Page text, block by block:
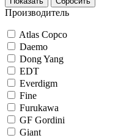
Производитель
Atlas Copco
Daemo
Dong Yang
EDT
Everdigm
Fine
Furukawa
GF Gordini
Giant